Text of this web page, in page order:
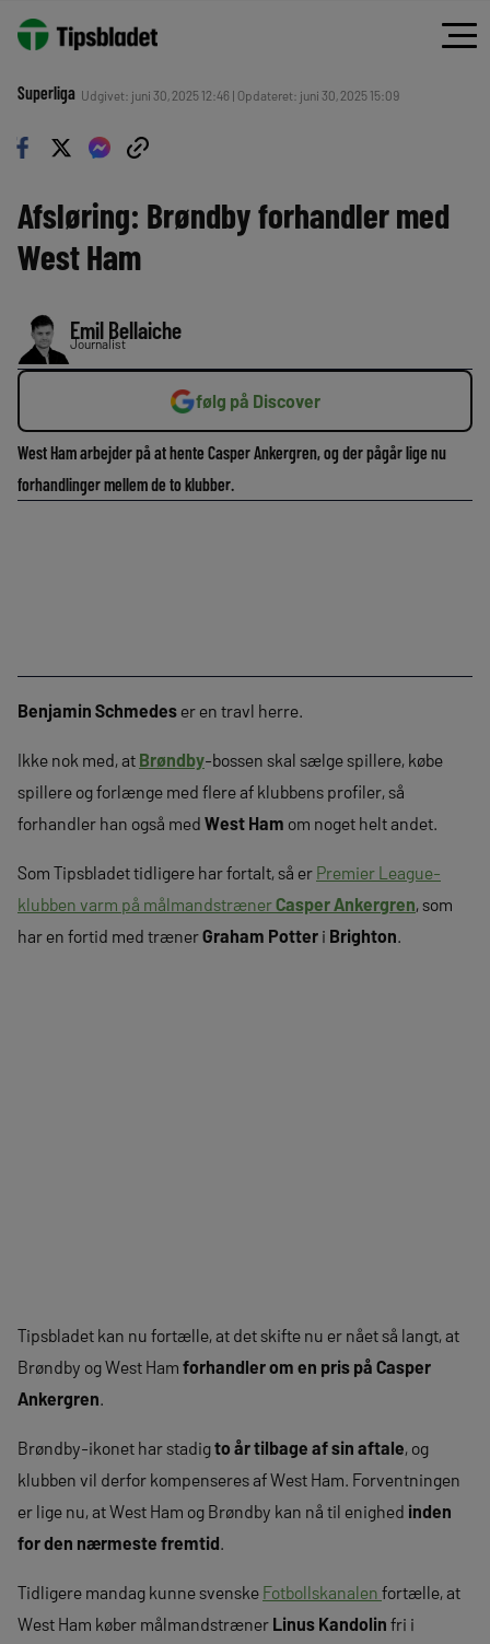
Superliga Udgivet: juni 30, 2025 12:46 | Opdateret: juni 30, 2025 15:09
Afsløring: Brøndby forhandler med
West Ham
Emil Bellaiche
Journalist
følg på Discover
West Ham arbejder på at hente Casper Ankergren, og der pågår lige nu
forhandlinger mellem de to klubber.
Benjamin Schmedes er en travl herre.
Ikke nok med, at Brøndby-bossen skal sælge spillere, købe
spillere og forlænge med flere af klubbens profiler, så
forhandler han også med West Ham om noget helt andet.
Som Tipsbladet tidligere har fortalt, så er Premier League-
klubben varm på målmandstrænerCasper Ankergren, som
har en fortid med trænerGraham Potter i Brighton.
Tipsbladet kan nu fortælle, at det skifte nu er nået så langt, at
Brøndby og West Ham forhandler om en pris på Casper
Ankergren.
Brøndby-ikonet har stadigto år tilbage af sin aftale, og
klubben vil derfor kompenseres af West Ham. Forventningen
er lige nu, at West Ham og Brøndby kan nå til enighed inden
for den nærmeste fremtid.
Tidligere mandag kunne svenske Fotbollskanalen fortælle, at
West Ham køber målmandstræner Linus Kandolin fri i